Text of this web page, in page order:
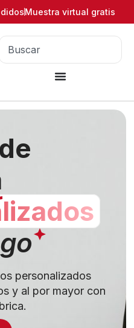
Muestra virtual gratis
personalizados
y al por mayor con